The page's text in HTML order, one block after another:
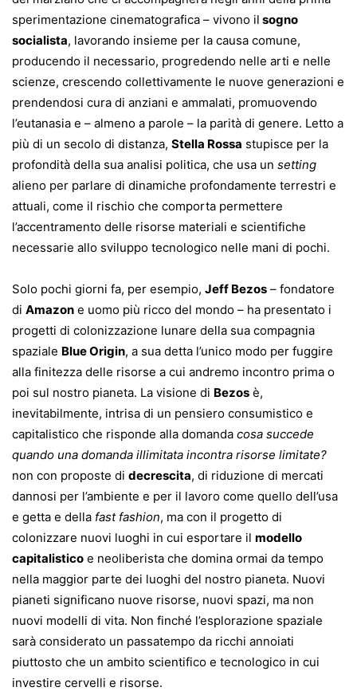
sperimentazione cinematografica – vivono il sogno
socialista, lavorando insieme per la causa comune,
producendo il necessario, progredendo nelle arti e nelle
scienze, crescendo collettivamente le nuove generazioni e
prendendosi cura di anziani e ammalati, promuovendo
l’eutanasia e – almeno a parole – la parità di genere. Letto a
più di un secolo di distanza, Stella Rossa stupisce per la
profondità della sua analisi politica, che usa un setting
alieno per parlare di dinamiche profondamente terrestri e
attuali, come il rischio che comporta permettere
l’accentramento delle risorse materiali e scientifiche
necessarie allo sviluppo tecnologico nelle mani di pochi.
Solo pochi giorni fa, per esempio, Jeff Bezos – fondatore
di Amazon e uomo più ricco del mondo – ha presentato i
progetti di colonizzazione lunare della sua compagnia
spaziale Blue Origin, a sua detta l’unico modo per fuggire
alla finitezza delle risorse a cui andremo incontro prima o
poi sul nostro pianeta. La visione di Bezos è,
inevitabilmente, intrisa di un pensiero consumistico e
capitalistico che risponde alla domanda cosa succede
quando una domanda illimitata incontra risorse limitate?
non con proposte di decrescita, di riduzione di mercati
dannosi per l’ambiente e per il lavoro come quello dell’usa
e getta e della fast fashion, ma con il progetto di
colonizzare nuovi luoghi in cui esportare il modello
capitalistico e neoliberista che domina ormai da tempo
nella maggior parte dei luoghi del nostro pianeta. Nuovi
pianeti significano nuove risorse, nuovi spazi, ma non
nuovi modelli di vita. Non finché l’esplorazione spaziale
sarà considerato un passatempo da ricchi annoiati
piuttosto che un ambito scientifico e tecnologico in cui
investire cervelli e risorse.